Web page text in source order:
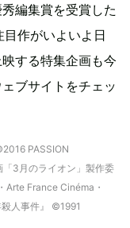
編集賞を受賞した
作がいよいよ日
する特集企画も今
ブサイトをチェッ
PASSION
3月のライオン」製作委
Arte France Cinéma・
人事件』 ©1991